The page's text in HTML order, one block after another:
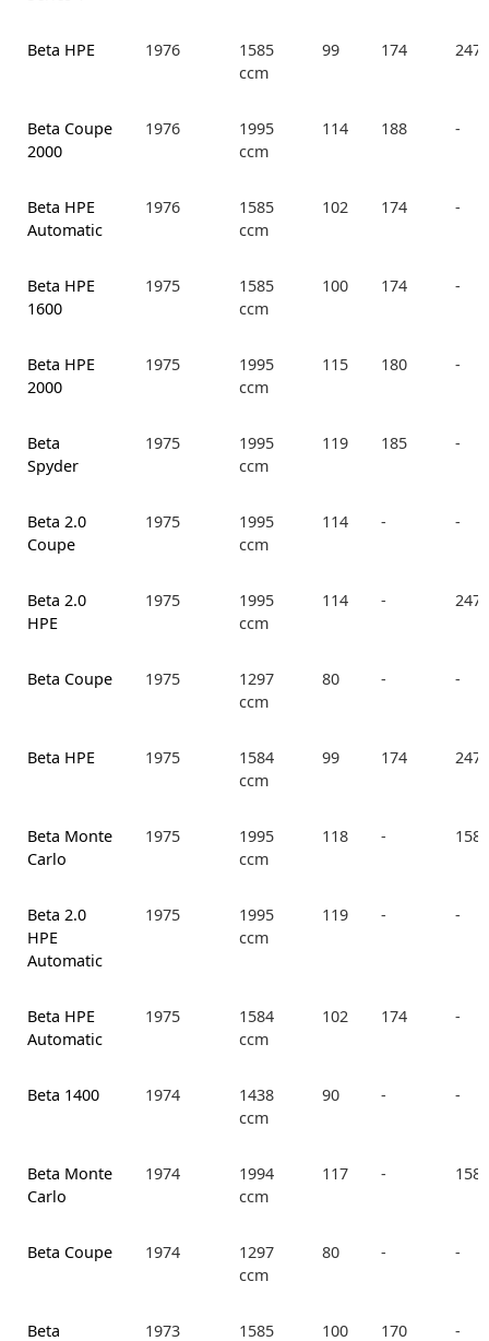
Beta HPE 1976
1585
ccm
99 174
Beta Coupe
2000
1976
1995
ccm
114 188 -
Beta HPE
Automatic
1976
1585
ccm
102 174 -
Beta HPE
1600
1975
1585
ccm
100 174 -
Beta HPE
2000
1975
1995
ccm
115 180 -
Beta
Spyder
1975
1995
ccm
119 185 -
Beta 2.0
Coupe
1975
1995
ccm
114 - -
Beta 2.0
HPE
1975
1995
ccm
114 -
Beta Coupe 1975
1297
ccm
80 - -
Beta HPE 1975
1584
ccm
99 174
Beta Monte
Carlo
1975
1995
ccm
118 -
Beta 2.0
HPE
Automatic
1975
1995
ccm
119 - -
Beta HPE
Automatic
1975
1584
ccm
102 174 -
Beta 1400 1974
1438
ccm
90 - -
Beta Monte
Carlo
1974
1994
ccm
117 -
Beta Coupe 1974
1297
ccm
80 - -
Beta 1973 1585 100 170 -